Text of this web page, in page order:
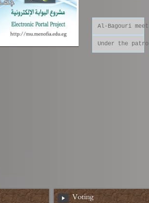
Al-Bagouri
Under the
Voting